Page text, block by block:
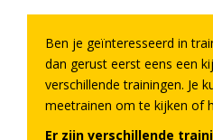
Ben je geïnteresseerd in
dan gerust eerst eens een
verschillende trainingen. Je
meetrainen om te kijken of
Er zijn verschillende